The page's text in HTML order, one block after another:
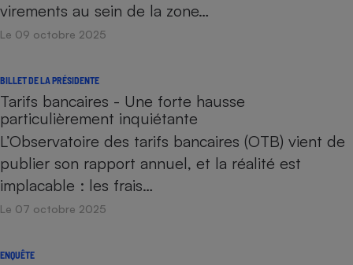
virements au sein de la zone…
Le 09 octobre 2025
BILLET DE LA PRÉSIDENTE
Tarifs bancaires - Une forte hausse
particulièrement inquiétante
L’Observatoire des tarifs bancaires (OTB) vient de
publier son rapport annuel, et la réalité est
implacable : les frais…
Le 07 octobre 2025
ENQUÊTE